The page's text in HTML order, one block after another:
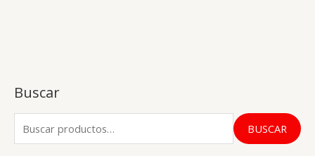
Buscar
u
BUSCAR